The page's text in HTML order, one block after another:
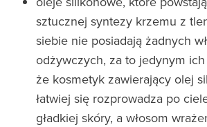
sztucznej syntezy krzemu z
siebie nie posiadają żadnych
odżywczych, za to jedynym
że kosmetyk zawierający olej
łatwiej się rozprowadza po
gładkiej skóry, a włosom